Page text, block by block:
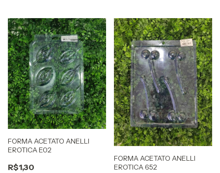
FORMA ACETATO ANELLI
EROTICA E02
R$1,30
FORMA ACETATO ANELLI
EROTICA 652